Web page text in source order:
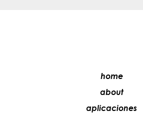
home
about
aplicaciones